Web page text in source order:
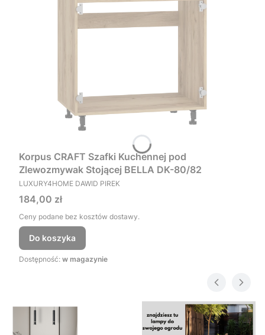
Korpus CRAFT Szafki Kuchennej pod
Zlewozmywak Stojącej BELLA DK-80/82
PRODUCENT
LUXURY4HOME DAWID PIREK
Cena
184,00 zł
Ceny podane bez kosztów dostawy.
Do koszyka
Dostępność: w magazynie